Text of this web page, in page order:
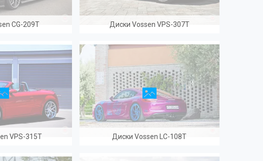
CG-209T Диски Vossen VPS-307T
VPS-315T Диски Vossen LC-108T